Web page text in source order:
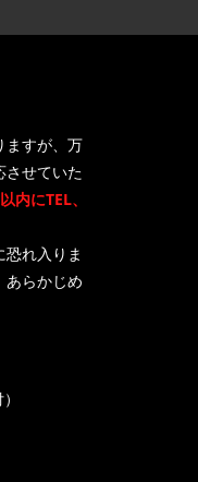
ますが、万
させていた
内にTEL、
れ入りま
あらかじめ